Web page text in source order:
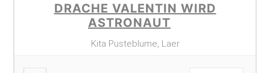
DRACHE VALENTIN WIRD
ASTRONAUT
Kita Pusteblume, Laer